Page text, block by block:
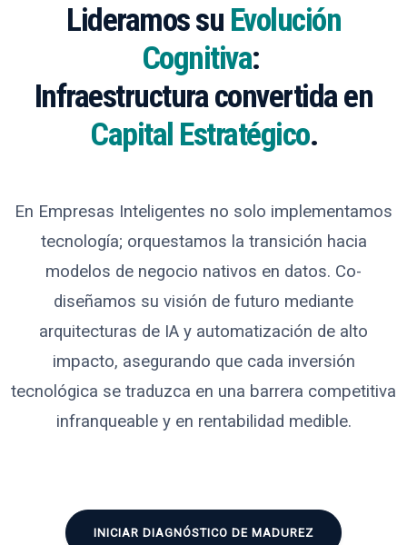
Lideramos su Evolución
Cognitiva:
Infraestructura convertida en
Capital Estratégico.
En Empresas Inteligentes no solo implementamos
tecnología; orquestamos la transición hacia
modelos de negocio nativos en datos. Co-
diseñamos su visión de futuro mediante
arquitecturas de IA y automatización de alto
impacto, asegurando que cada inversión
tecnológica se traduzca en una barrera competitiva
infranqueabley en rentabilidad medible.
INICIAR DIAGNÓSTICO DE MADUREZ